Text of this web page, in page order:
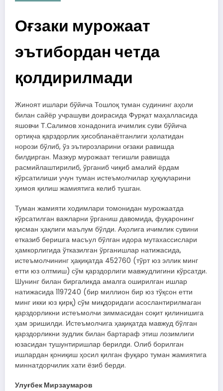
Оғзаки мурожаат
эътибордан четда
қолдирилмади
Жиноят ишлари бўйича Тошлоқ туман судининг аҳоли
билан сайёр учрашуви доирасида Фурқат маҳалласида
яшовчи Т.Салимов хонадонига ичимлик суви бўйича
ортиқча қарздорлик ҳисобланаётганлиги ҳолатидан
норози бўлиб, ўз эътирозларини оғзаки равишда
билдирган. Мазкур мурожаат тегишли равишда
расмийлаштирилиб, ўрганиб чиқиб амалий ёрдам
кўрсатилиши учун туман истеъмолчилар ҳуқуқларини
ҳимоя қилиш жамиятига келиб тушган.
Туман жамияти ходимлари томонидан мурожаатда
кўрсатилган важларни ўрганиш давомида, фуқаронинг
қисман ҳақлиги маълум бўлди. Аҳолига ичимлик сувини
етказиб беришга масъул бўлган идора мутахассислари
ҳамкорлигида ўтказилган ўрганишлар натижасида,
истеъмолчининг ҳақиқатда 452760 (тўрт юз эллик минг
етти юз олтмиш) сўм қарздорлиги мавжудлигини кўрсатди.
Шунинг билан биргаликда амалга оширилган ишлар
натижасида 1197240 (бир миллион бир юз тўқсон етти
минг икки юз қирқ) сўм миқдоридаги асослантирилмаган
қарздорликни истеъмолчи зиммасидан соқит қилинишига
ҳам эришилди. Истеъмолчига ҳақиқатда мавжуд бўлган
қарздорликни зудлик билан бартараф этиш лозимлиги
юзасидан тушунтиришлар берилди. Олиб борилган
ишлардан қониқиш ҳосил қилган фуқаро туман жамиятига
миннатдорчилик хати ёзиб берди.
Улуғбек Мирзаумаров